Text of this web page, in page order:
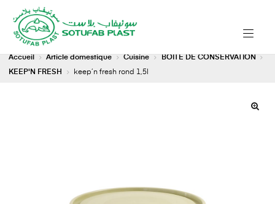
Accueil Article domestique Cuisine
BOITE DE CONSERVATION
KEEP'N FRESH
keep’n fresh rond 1,5l